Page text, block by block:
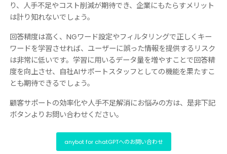
り、人手不足やコスト削減が期待でき、企業にもたらすメリット
は計り知れないでしょう。
回答精度は高く、NGワード設定やフィルタリングで正しくキー
ワードを学習させれば、ユーザーに誤った情報を提供するリスク
は非常に低いです。学習に用いるデータ量を増やすことで回答精
度を向上させ、自社AIサポートスタッフとしての機能を果たすこ
とも期待できるでしょう。
顧客サポートの効率化や人手不足解消にお悩みの方は、是非下記
ボタンよりお問い合わせください。
anybot for chatGPTへのお問い合わせ